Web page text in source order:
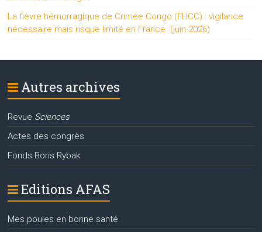
La fièvre hémorragique de Crimée Congo (FHCC) : vigilance
nécessaire mais risque limité en France. (juin 2026)
Autres archives
Revue Sciences
Actes des congrès
Fonds Boris Rybak
Editions AFAS
Mes poules en bonne santé